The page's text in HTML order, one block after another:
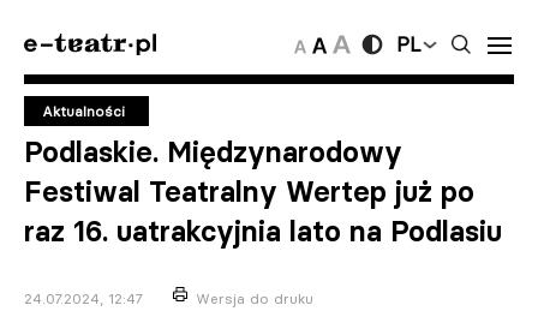
PL
Aktualności
Podlaskie. Międzynarodowy
Festiwal Teatralny Wertep już po
raz 16. uatrakcyjnia lato na Podlasiu
24.07.2024, 12:47 Wersja do druku